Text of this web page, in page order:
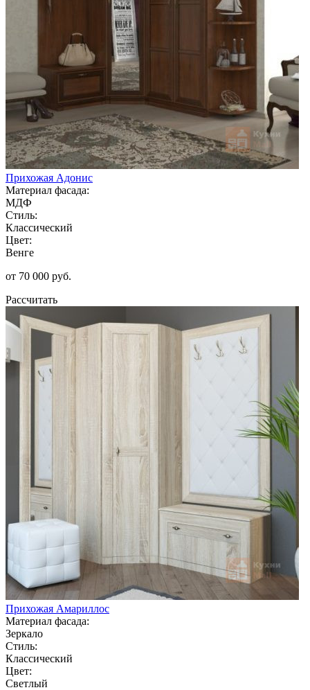
Прихожая Адонис
Материал фасада:
МДФ
Стиль:
Классический
Цвет:
Венге
от 70 000 руб.
Рассчитать
Прихожая Амариллос
Материал фасада:
Зеркало
Стиль:
Классический
Цвет:
Светлый